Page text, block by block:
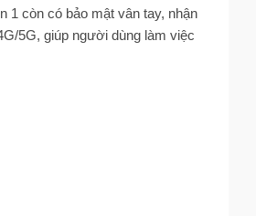
1 còn có bảo mật vân tay, nhận
5G, giúp người dùng làm việc